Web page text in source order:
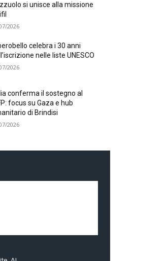
si unisce alla missione
2026
celebra i 30 anni
nelle liste UNESCO
2026
conferma il sostegno al
focus su Gaza e hub
di Brindisi
2026